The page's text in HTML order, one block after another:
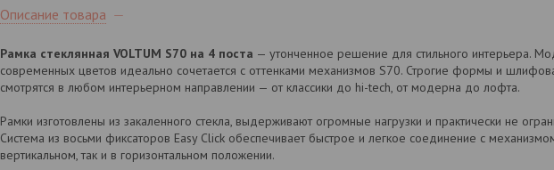
Описание товара
Рамка стеклянная VOLTUM S70 на 4 поста — утонченное решение для стильного интерьера.
современных цветов идеально сочетается с оттенками механизмов S70. Строгие формы и
смотрятся в любом интерьерном направлении — от классики до hi-tech, от модерна до лофта.
Рамки изготовлены из закаленного стекла, выдерживают огромные нагрузки и практически не
Система из восьми фиксаторов Easy Click обеспечивает быстрое и легкое соединение с
вертикальном, так и в горизонтальном положении.